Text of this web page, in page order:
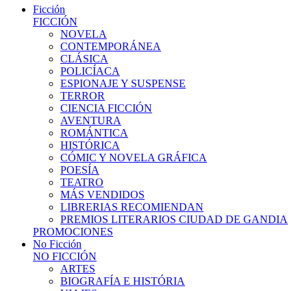
Ficción
FICCIÓN
NOVELA
CONTEMPORÁNEA
CLÁSICA
POLICÍACA
ESPIONAJE Y SUSPENSE
TERROR
CIENCIA FICCIÓN
AVENTURA
ROMÁNTICA
HISTÓRICA
CÓMIC Y NOVELA GRÁFICA
POESÍA
TEATRO
MÁS VENDIDOS
LIBRERIAS RECOMIENDAN
PREMIOS LITERARIOS CIUDAD DE GANDIA
PROMOCIONES
No Ficción
NO FICCIÓN
ARTES
BIOGRAFÍA E HISTÓRIA